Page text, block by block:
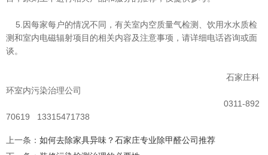
5.因每家每户的情况不同，有关室内空质量气检测、饮用水水质检
测和室内电磁辐射项目的相关内容及注意事项，请详细电话咨询或面
谈。
石家庄科
环室内污染治理公司
0311-892
70619 13315471738
上一条 ： 如何去除家具异味？石家庄专业除甲醛公司推荐